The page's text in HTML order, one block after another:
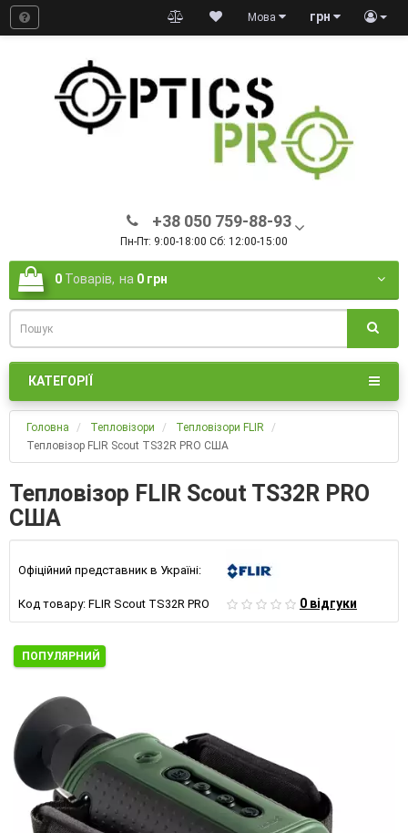
грн
Мова
+38 050 759-88-93
Пн-Пт: 9:00-18:00 Сб: 12:00-15:00
0 Товарів, на 0 грн
КАТЕГОРІЇ
Головна Тепловізори
Тепловізори FLIR
Тепловізор FLIR Scout TS32R PRO США
Тепловізор FLIR Scout TS32R PRO
США
Офіційний представник в Україні:
Код товару: FLIR Scout TS32R PRO 0 відгуки
ПОПУЛЯРНИЙ